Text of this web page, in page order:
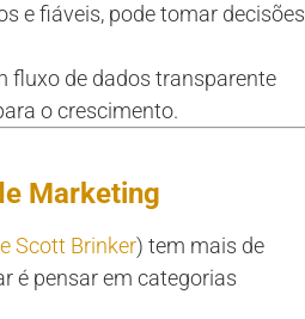
e fiáveis, pode tomar decisões
fluxo de dados transparente
o crescimento.
Marketing
Scott Brinker) tem mais de
é pensar em categorias